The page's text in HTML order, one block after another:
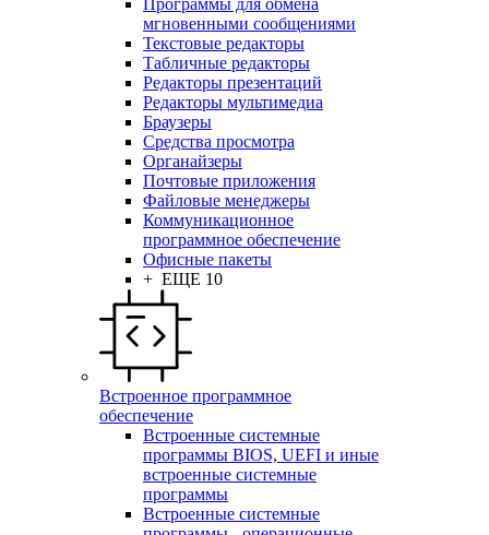
Программы для обмена
мгновенными сообщениями
Текстовые редакторы
Табличные редакторы
Редакторы презентаций
Редакторы мультимедиа
Браузеры
Средства просмотра
Органайзеры
Почтовые приложения
Файловые менеджеры
Коммуникационное
программное обеспечение
Офисные пакеты
+ ЕЩЕ 10
Встроенное программное
обеспечение
Встроенные системные
программы BIOS, UEFI и иные
встроенные системные
программы
Встроенные системные